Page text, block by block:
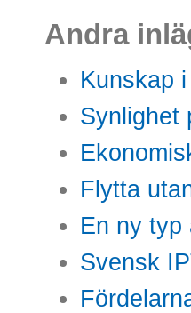
Andra
Kunskap
Synlighet
Flytta
En ny typ
Svensk